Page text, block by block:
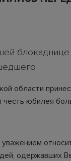
области
юбилея
одержавших